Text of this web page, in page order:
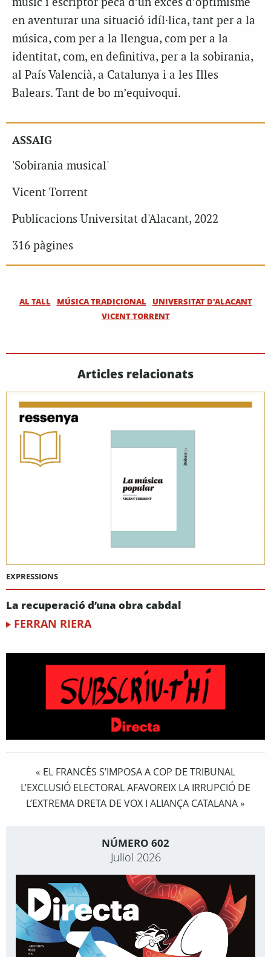
músic i escriptor peca d’un excés d’optimisme
en aventurar una situació idíl·lica, tant per a la
música, com per a la llengua, com per a la
identitat, com, en definitiva, per a la sobirania,
al País Valencià, a Catalunya i a les Illes
Balears. Tant de bo m’equivoqui.
ASSAIG
'Sobirania musical'
Vicent Torrent
Publicacions Universitat d'Alacant, 2022
316 pàgines
AL TALL MÚSICA TRADICIONAL
UNIVERSITAT D'ALACANT
VICENT TORRENT
Articles relacionats
EXPRESSIONS
La recuperació d’una obra cabdal
FERRAN RIERA
« EL FRANCÈS S’IMPOSA A COP DE TRIBUNAL
L’EXCLUSIÓ ELECTORAL AFAVOREIX LA IRRUPCIÓ DE
L’EXTREMA DRETA DE VOX I ALIANÇA CATALANA »
NÚMERO 602
Juliol 2026